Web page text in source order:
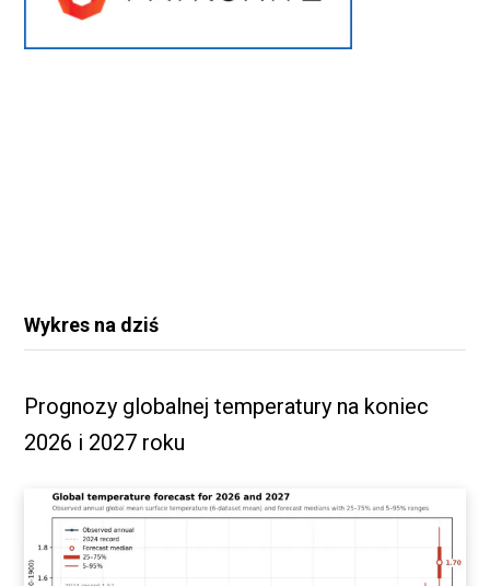
Wykres na dziś
Prognozy globalnej temperatury na koniec
2026 i 2027 roku